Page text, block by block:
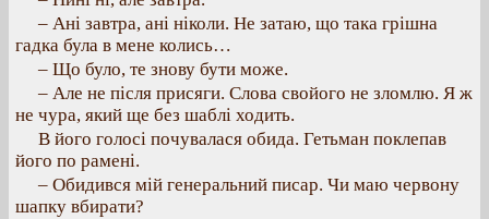
– Ані завтра, ані ніколи. Не затаю, що така грішна
гадка була в мене колись…
– Що було, те знову бути може.
– Але не після присяги. Слова свойого не зломлю. Я ж
не чура, який ще без шаблі ходить.
В його голосі почувалася обида. Гетьман поклепав
його по рамені.
– Обидився мій генеральний писар. Чи маю червону
шапку вбирати?